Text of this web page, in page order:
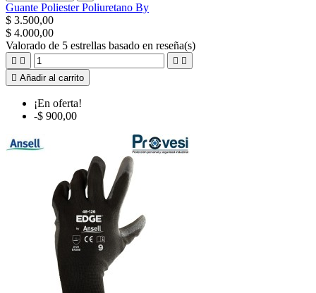
Guante Poliester Poliuretano By
$ 3.500,00
$ 4.000,00
Valorado de 5 estrellas basado en reseña(s)
   
 Añadir al carrito
¡En oferta!
-$ 900,00